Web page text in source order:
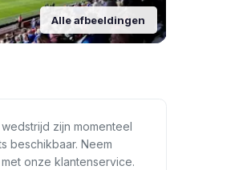
Alle afbeeldingen
zijn momenteel
beschikbaar. Neem
onze klantenservice.